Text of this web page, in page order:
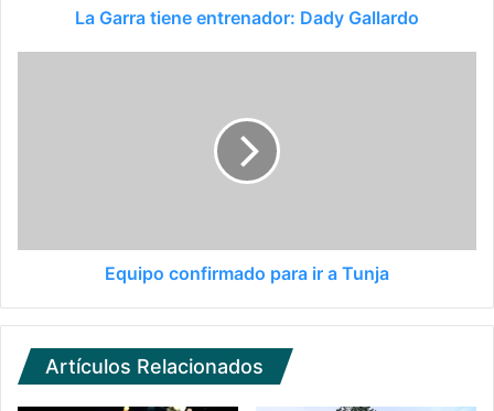
La Garra tiene entrenador: Dady Gallardo
Equipo confirmado para ir a Tunja
Artículos Relacionados